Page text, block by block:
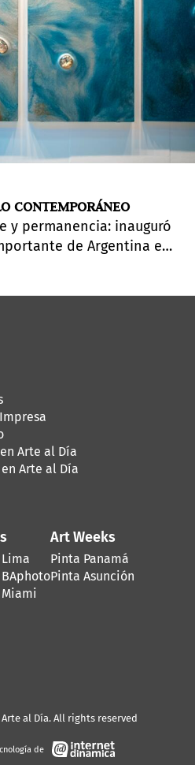
CONTEMPORÁNEO
y permanencia: inauguró
de Argentina en
Arte al Día
Arte al Día
Art Weeks
Pinta Panamá
Pinta Asunción
al Día. All rights reserved